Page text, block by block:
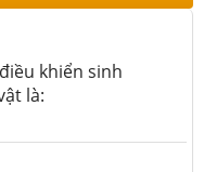
khiển sinh
là: